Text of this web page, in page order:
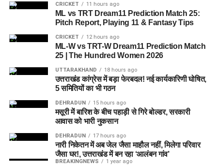
2. आरोपी पर क्या आरोप हैं?
आरोपी पर खुद को केंद्र सरकार, गृह मंत्रालय, रक्षा मंत्रालय और भारतीय
सेना का वरिष्ठ अधिकारी बताकर लोगों से ठगी करने का आरोप है।
3. शिकायत किसने दर्ज कराई थी?
दिल्ली निवासी एक युवती ने शिकायत दर्ज कराई थी। आरोप है कि आरोपी ने
प्रभावशाली सरकारी संपर्कों का झांसा देकर उससे करीब 4.5 लाख रुपये
ठग लिए।
4. आरोपी लोगों को कैसे झांसे में लेता था?
पुलिस के अनुसार, आरोपी अलग-अलग लोगों के सामने अपनी पहचान
बदलता था और खुद को कभी गृह मंत्रालय, कभी रक्षा मंत्रालय तो कभी
CRICKET 11 hours ago
ML vs TRT Dream11 Prediction Match 25:
Pitch Report, Playing 11 & Fantasy Tips
CRICKET 12 hours ago
ML-W vs TRT-W Dream11 Prediction Match
25 | The Hundred Women 2026
UTTARAKHAND 18 hours ago
उत्तराखंड कांग्रेस में बड़ा फेरबदल! नई कार्यकारिणी घोषित,
5 समितियों का भी गठन
DEHRADUN 15 hours ago
मसूरी में बारिश के बीच पहाड़ी से गिरे बोल्डर, सरकारी
आवास को भारी नुकसान
DEHRADUN 17 hours ago
नारी निकेतन में अब जेल जैसा माहौल नहीं, मिलेगा परिवार
जैसा घर!, उत्तराखंड में बन रहा ‘आलंबन गांव’
BREAKINGNEWS 1 year ago